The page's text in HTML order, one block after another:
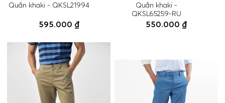
Quần khaki - QKSL21994
595.000 ₫
Quần khaki -
QKSL65259-RU
550.000 ₫